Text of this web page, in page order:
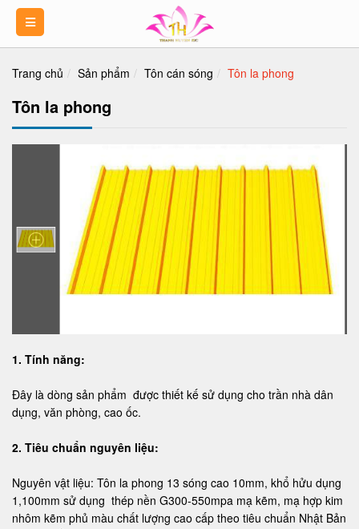
Trang chủ Sản phẩm Tôn cán sóng Tôn la phong
Tôn la phong
1. Tính năng:
Đây là dòng sản phẩm được thiết kế sử dụng cho trần nhà dân
dụng, văn phòng, cao ốc.
2. Tiêu chuẩn nguyên liệu:
Nguyên vật liệu: Tôn la phong 13 sóng cao 10mm, khổ hửu dụng
1,100mm sử dụng thép nền G300-550mpa mạ kẽm, mạ hợp kim
nhôm kẽm phủ màu chất lượng cao cấp theo tiêu chuẩn Nhật Bản